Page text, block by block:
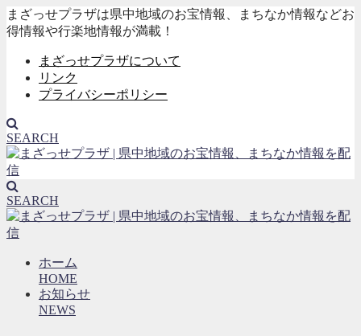
まざっせプラザは県中地域のお宝情報、まちなか情報などお
得情報や行楽地情報が満載！
まざっせプラザについて
リンク
プライバシーポリシー
SEARCH
SEARCH
ホーム
HOME
お知らせ
NEWS